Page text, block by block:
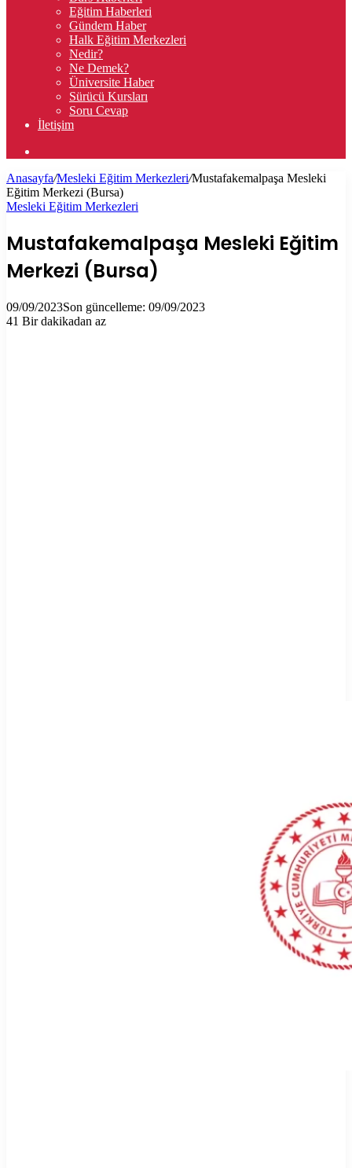
Eğitim Haberleri
Gündem Haber
Halk Eğitim Merkezleri
Nedir?
Ne Demek?
Üniversite Haber
Sürücü Kursları
Soru Cevap
İletişim
...
Anasayfa/Mesleki Eğitim Merkezleri/Mustafakemalpaşa Mesleki
Eğitim Merkezi (Bursa)
Mesleki Eğitim Merkezleri
Mustafakemalpaşa Mesleki Eğitim
Merkezi (Bursa)
09/09/2023Son güncelleme: 09/09/2023
41 Bir dakikadan az